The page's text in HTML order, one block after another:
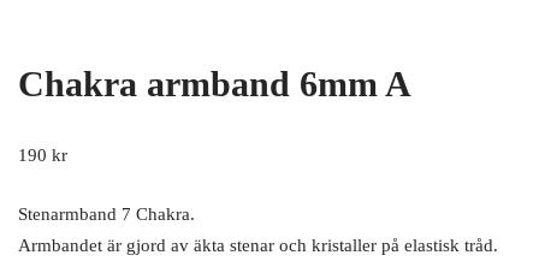
Chakra armband 6mm A
190 kr
Stenarmband 7 Chakra.
Armbandet är gjord av äkta stenar och kristaller på elastisk tråd.